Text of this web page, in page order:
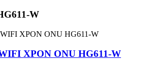
W
XPON ONU HG611-W